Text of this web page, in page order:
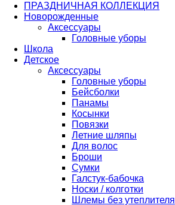
ПРАЗДНИЧНАЯ КОЛЛЕКЦИЯ
Новорожденные
Аксессуары
Головные уборы
Школа
Детское
Аксессуары
Головные уборы
Бейсболки
Панамы
Косынки
Повязки
Летние шляпы
Для волос
Броши
Сумки
Галстук-бабочка
Носки / колготки
Шлемы без утеплителя